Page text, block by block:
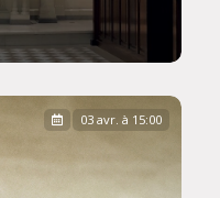
03 avr. à 15:00